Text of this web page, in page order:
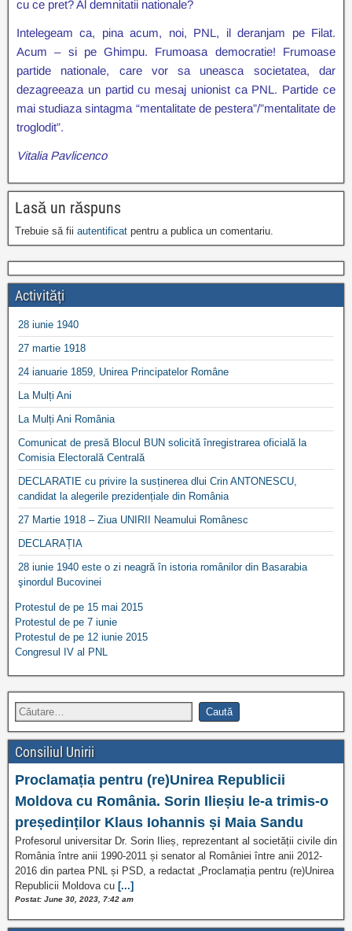
cu ce pret? Al demnitatii nationale?
Intelegeam ca, pina acum, noi, PNL, il deranjam pe Filat.
Acum – si pe Ghimpu. Frumoasa democratie! Frumoase
partide nationale, care vor sa uneasca societatea, dar
dezagreeaza un partid cu mesaj unionist ca PNL. Partide ce
mai studiaza sintagma “mentalitate de pestera”/”mentalitate de
troglodit”.
Vitalia Pavlicenco
Lasă un răspuns
Trebuie să fii autentificat pentru a publica un comentariu.
Activități
28 iunie 1940
27 martie 1918
24 ianuarie 1859, Unirea Principatelor Române
La Mulți Ani
La Mulți Ani România
Comunicat de presă Blocul BUN solicită înregistrarea oficială la
Comisia Electorală Centrală
DECLARATIE cu privire la susținerea dlui Crin ANTONESCU,
candidat la alegerile prezidențiale din România
27 Martie 1918 – Ziua UNIRII Neamului Românesc
DECLARAȚIA
28 iunie 1940 este o zi neagră în istoria românilor din Basarabia
şinordul Bucovinei
Protestul de pe 15 mai 2015
Protestul de pe 7 iunie
Protestul de pe 12 iunie 2015
Congresul IV al PNL
Consiliul Unirii
Proclamația pentru (re)Unirea Republicii
Moldova cu România. Sorin Ilieșiu le-a trimis-o
președinților Klaus Iohannis și Maia Sandu
Profesorul universitar Dr. Sorin Ilieș, reprezentant al societății civile din
România între anii 1990-2011 și senator al României între anii 2012-
2016 din partea PNL și PSD, a redactat „Proclamația pentru (re)Unirea
Republicii Moldova cu [...]
Postat: June 30, 2023, 7:42 am